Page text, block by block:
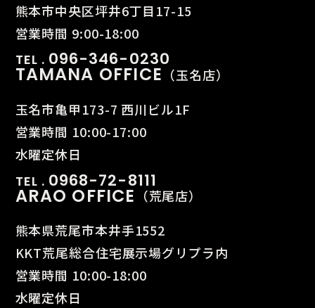
熊本市中央区坪井6丁目17-15
営業時間 9:00-18:00
TEL . 096-346-0230
TAMANA OFFICE （玉名店）
玉名市亀甲173-7 西川ビル1F
営業時間 10:00-17:00
水曜定休日
TEL . 0968-72-8111
ARAO OFFICE （荒尾店）
熊本県荒尾市本井手1552
KKT荒尾総合住宅展示場グリプラ内
営業時間 10:00-18:00
水曜定休日